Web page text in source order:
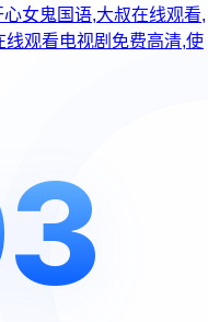
女鬼国语,大叔在线观看,
观看电视剧免费高清,使